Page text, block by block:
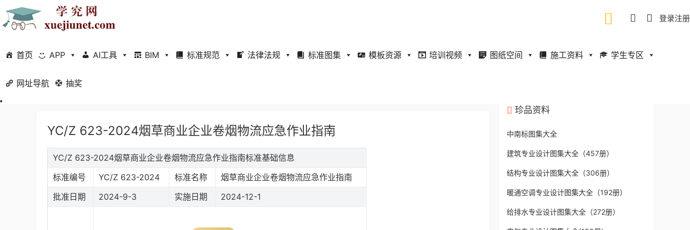
登录注册
首页 APP AI工具 BIM 标准规范 法律法规 标准图集 模板资源 培训视频 图纸空间 施工资料 学生专区
网址导航 抽奖
当前位置：首页
YC/Z 623-2024烟草商业企业卷烟物流应急作业指南
YC/Z 623-2024烟草商业企业卷烟物流应急作业指南标准基础信息
标准编号
YC/Z 623-2024 标准名称
烟草商业企业卷烟物流应急作业指南
批准日期
2024-9-3 实施日期 2024-12-1
珍品资料
中南标图集大全
建筑专业设计图集大全（457册）
结构专业设计图集大全（306册）
暖通空调专业设计图集大全（192册）
给排水专业设计图集大全（272册）